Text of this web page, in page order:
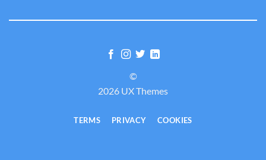
©
2026 UX Themes
TERMS PRIVACY COOKIES